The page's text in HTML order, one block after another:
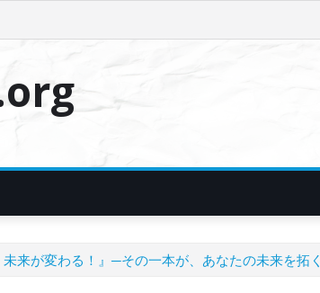
来が変わる！』─その一本が、あなたの未来を拓く